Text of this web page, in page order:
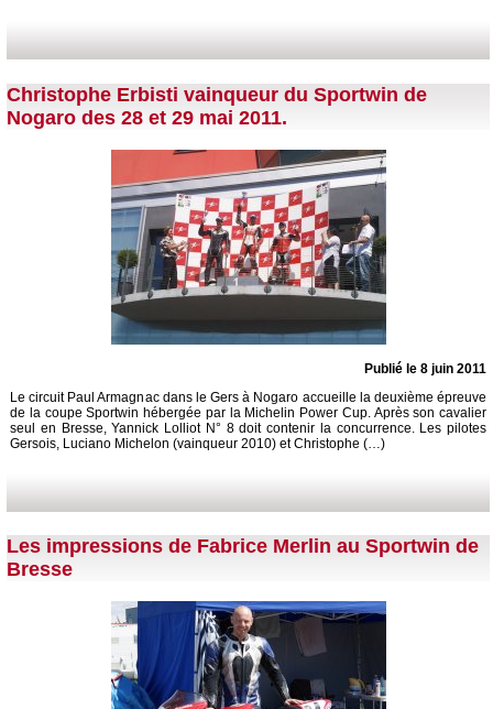
Christophe Erbisti vainqueur du Sportwin de
Nogaro des 28 et 29 mai 2011.
Publié le 8 juin 2011
Le circuit Paul Armagnac dans le Gers à Nogaro accueille la deuxième épreuve
de la coupe Sportwin hébergée par la Michelin Power Cup. Après son cavalier
seul en Bresse, Yannick Lolliot N° 8 doit contenir la concurrence. Les pilotes
Gersois, Luciano Michelon (vainqueur 2010) et Christophe (…)
Les impressions de Fabrice Merlin au Sportwin de
Bresse